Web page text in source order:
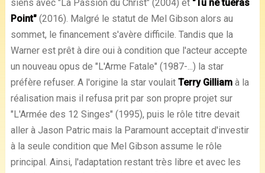
siens avec "La Passion du Christ" (2004) et "Tu ne tueras
Point"(2016). Malgré le statut de Mel Gibson alors au
sommet, le financement s'avère difficile. Tandis que la
Warner est prêt à dire oui à condition que l'acteur accepte
un nouveau opus de "L'Arme Fatale" (1987-...) la star
préfère refuser. A l'origine la star voulait Terry Gilliamà la
réalisation mais il refusa prit par son propre projet sur
"L'Armée des 12 Singes" (1995), puis le rôle titre devait
aller à Jason Patric mais la Paramount acceptait d'investir
à la seule condition que Mel Gibson assume le rôle
principal. Ainsi, l'adaptation restant très libre et avec les